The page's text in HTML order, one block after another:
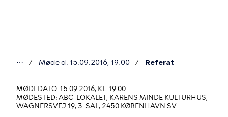
er
her
⋯ Møde d. 15.09.2016, 19:00 Referat
MØDEDATO: 15.09.2016, KL. 19:00
MØDESTED: ABC-LOKALET, KARENS MINDE KULTURHUS,
WAGNERSVEJ 19, 3. SAL, 2450 KØBENHAVN SV